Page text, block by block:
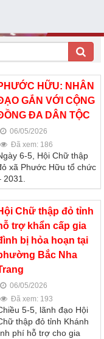
HỮU: NHÂN
GẮN VỚI CỘNG
ĐA DÂN TỘC
06/05/2026
Đã xem: 186
6-5, Hội Chữ thập
xã Phước Hữu tổ chức
Chữ thập đỏ tỉnh
trợ khẩn cấp gia
bị hỏa hoạn tại
Bắc Nha
06/05/2026
Đã xem: 193
5-5, lãnh đạo Hội
thập đỏ tỉnh Khánh
phí hỗ trợ cho gia